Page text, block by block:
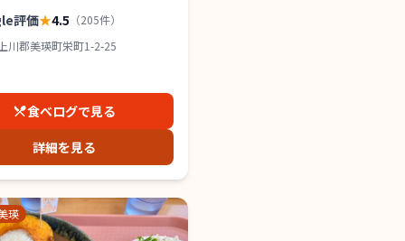
評価★4.5 （205件）
川郡美瑛町栄町1-2-25
食べログで見る
詳細を見る
瑛